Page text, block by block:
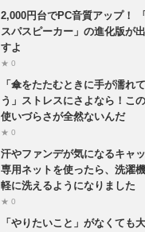
2,000円台でPC音質アップ！
スパスピーカー」の進化版が
すよ
★ 0
「傘をたたむときに手が濡れ
う」ストレスにさよなら！この
使いづらさが全然ないんだ
★ 0
汗やファンデが気になるキャッ
専用ネットを使ったら、洗濯
軽に洗えるようになりました
★ 0
「やりたいこと」がなくても